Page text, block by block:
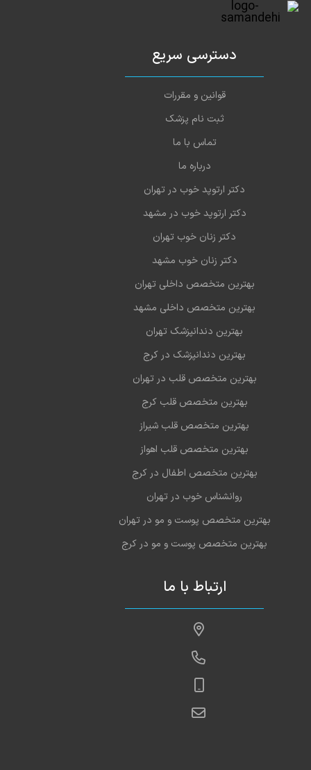
دسترسی سریع
قوانین و مقررات
ثبت نام پزشک
تماس با ما
درباره ما
دکتر ارتوپد خوب در تهران
دکتر ارتوپد خوب در مشهد
دکتر زنان خوب تهران
دکتر زنان خوب مشهد
بهترین متخصص داخلی تهران
بهترین متخصص داخلی مشهد
بهترین دندانپزشک تهران
بهترین دندانپزشک در کرج
بهترین متخصص قلب در تهران
بهترین متخصص قلب کرج
بهترین متخصص قلب شیراز
بهترین متخصص قلب اهواز
بهترین متخصص اطفال در کرج
روانشناس خوب در تهران
بهترین متخصص پوست و مو در تهران
بهترین متخصص پوست و مو در کرج
ارتباط با ما